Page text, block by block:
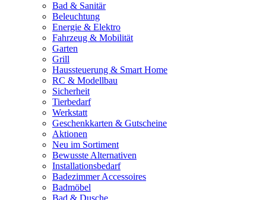
Bad & Sanitär
Beleuchtung
Energie & Elektro
Fahrzeug & Mobilität
Garten
Grill
Haussteuerung & Smart Home
RC & Modellbau
Sicherheit
Tierbedarf
Werkstatt
Geschenkkarten & Gutscheine
Aktionen
Neu im Sortiment
Bewusste Alternativen
Installationsbedarf
Badezimmer Accessoires
Badmöbel
Bad & Dusche